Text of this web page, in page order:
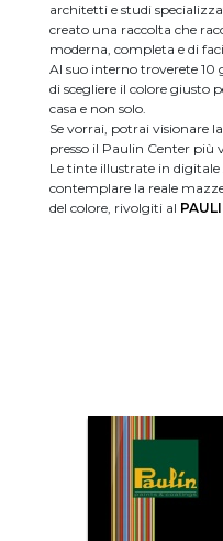
architetti e studi
creato una raccolta che
moderna, completa e di
Al suo interno troverete
di scegliere il colore giusto
casa e non solo.
Se vorrai, potrai visionare
presso il Paulin Center più
Le tinte illustrate in
contemplare la reale
del colore, rivolgiti al